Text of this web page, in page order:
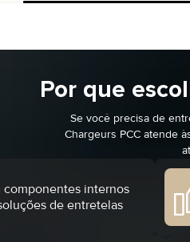
Por que
Se você precisa de
Chargeurs PCC atende
componentes internos
de entretelas